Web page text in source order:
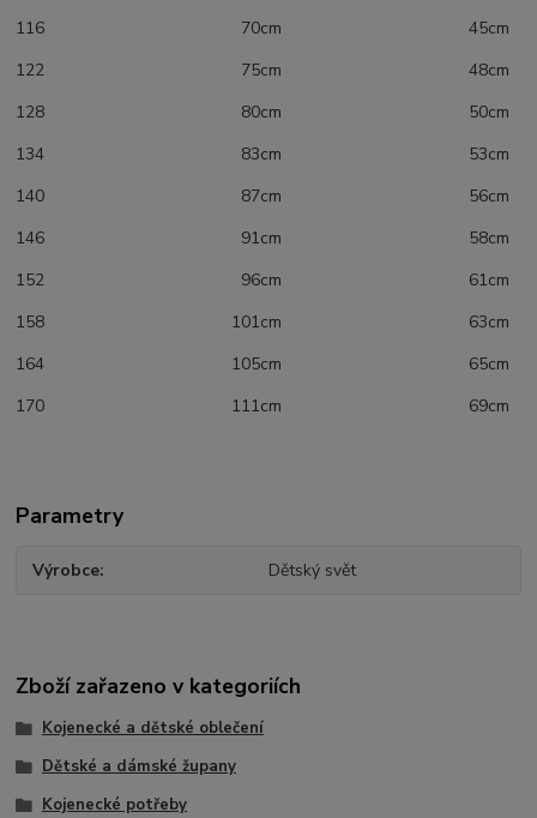
116 70cm 45cm
122 75cm 48cm
128 80cm 50cm
134 83cm 53cm
140 87cm 56cm
146 91cm 58cm
152 96cm 61cm
158 101cm 63cm
164 105cm 65cm
170 111cm 69cm
Parametry
Výrobce Dětský svět
Zboží zařazeno v kategoriích
Kojenecké a dětské oblečení
Dětské a dámské župany
Kojenecké potřeby